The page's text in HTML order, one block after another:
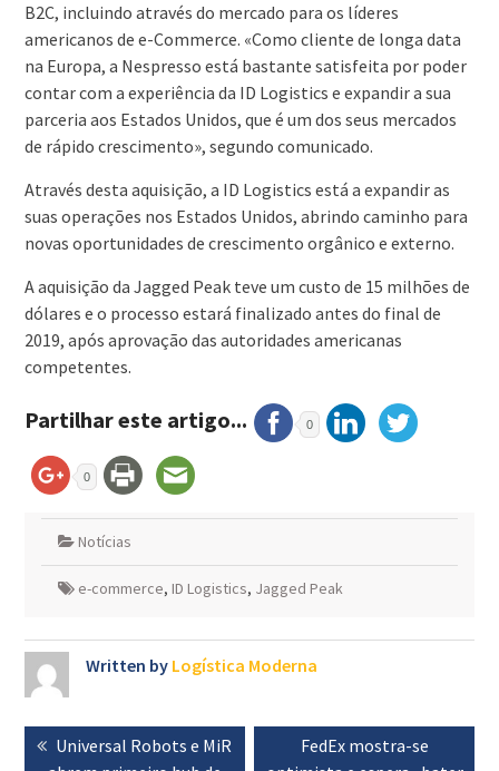
B2C, incluindo através do mercado para os líderes
americanos de e-Commerce. «Como cliente de longa data
na Europa, a Nespresso está bastante satisfeita por poder
contar com a experiência da ID Logistics e expandir a sua
parceria aos Estados Unidos, que é um dos seus mercados
de rápido crescimento», segundo comunicado.
Através desta aquisição, a ID Logistics está a expandir as
suas operações nos Estados Unidos, abrindo caminho para
novas oportunidades de crescimento orgânico e externo.
A aquisição da Jagged Peak teve um custo de 15 milhões de
dólares e o processo estará finalizado antes do final de
2019, após aprovação das autoridades americanas
competentes.
Partilhar este artigo... 0
0
Notícias
e-commerce, ID Logistics, Jagged Peak
Written by Logística Moderna
Navegação
de Previous
Universal Robots e MiR
Next
FedEx mostra-se